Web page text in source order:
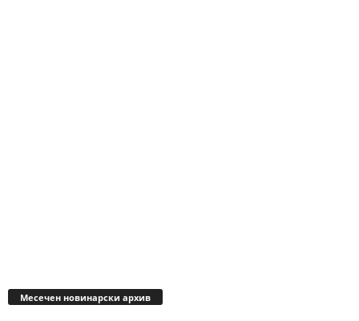
Месечен новинарски архив